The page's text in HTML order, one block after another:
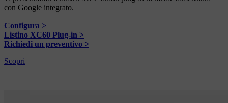
con Google integrato.
Configura >
Listino XC60 Plug-in >
Richiedi un preventivo >
Scopri